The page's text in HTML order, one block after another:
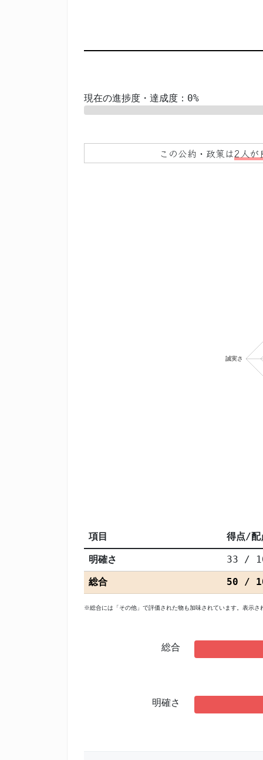
現在の進捗度・達成度：0%
この公約・政策は2人が
項目 得点/配
明確さ
33 /
総合
50 /
※総合には「その他」で評価された物も加味されています。表示
総合
明確さ